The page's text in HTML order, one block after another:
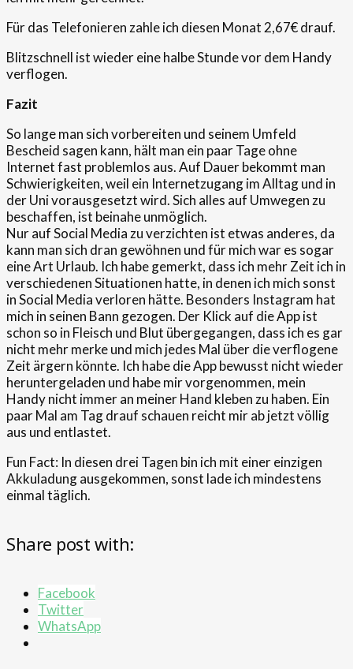
Für das Telefonieren zahle ich diesen Monat 2,67€ drauf.
Blitzschnell ist wieder eine halbe Stunde vor dem Handy
verflogen.
Fazit
So lange man sich vorbereiten und seinem Umfeld
Bescheid sagen kann, hält man ein paar Tage ohne
Internet fast problemlos aus. Auf Dauer bekommt man
Schwierigkeiten, weil ein Internetzugang im Alltag und in
der Uni vorausgesetzt wird. Sich alles auf Umwegen zu
beschaffen, ist beinahe unmöglich.
Nur auf Social Media zu verzichten ist etwas anderes, da
kann man sich dran gewöhnen und für mich war es sogar
eine Art Urlaub. Ich habe gemerkt, dass ich mehr Zeit ich in
verschiedenen Situationen hatte, in denen ich mich sonst
in Social Media verloren hätte. Besonders Instagram hat
mich in seinen Bann gezogen. Der Klick auf die App ist
schon so in Fleisch und Blut übergegangen, dass ich es gar
nicht mehr merke und mich jedes Mal über die verflogene
Zeit ärgern könnte. Ich habe die App bewusst nicht wieder
heruntergeladen und habe mir vorgenommen, mein
Handy nicht immer an meiner Hand kleben zu haben. Ein
paar Mal am Tag drauf schauen reicht mir ab jetzt völlig
aus und entlastet.
Fun Fact: In diesen drei Tagen bin ich mit einer einzigen
Akkuladung ausgekommen, sonst lade ich mindestens
einmal täglich.
Share post with:
Facebook
Twitter
WhatsApp